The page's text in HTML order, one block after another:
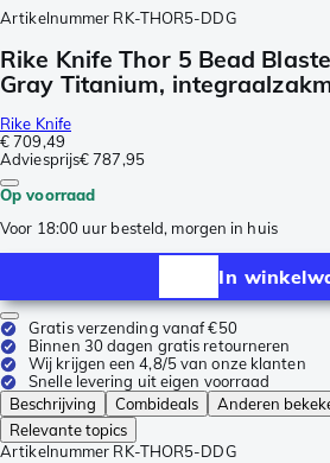
Artikelnummer RK-THOR5-DDG
Rike Knife Thor 5 Bead
Gray Titanium,
Rike Knife
€ 709,49
Adviesprijs€ 787,95
Op voorraad
Voor 18:00 uur besteld, morgen in huis
In
Gratis verzending vanaf €50
Binnen 30 dagen gratis retourneren
Wij krijgen een 4,8/5 van onze klanten
Snelle levering uit eigen voorraad
Beschrijving
Combideals Anderen
Relevante topics
Artikelnummer RK-THOR5-DDG